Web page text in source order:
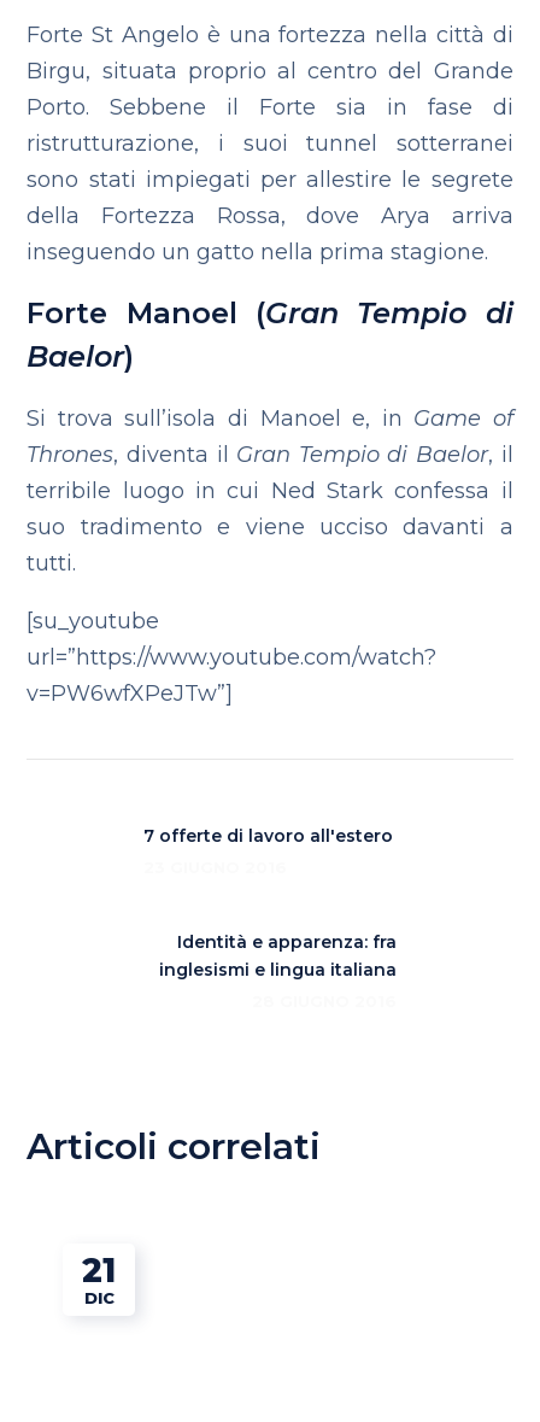
Forte St Angelo è una fortezza nella città di
Birgu, situata proprio al centro del Grande
Porto. Sebbene il Forte sia in fase di
ristrutturazione, i suoi tunnel sotterranei
sono stati impiegati per allestire le segrete
della Fortezza Rossa, dove Arya arriva
inseguendo un gatto nella prima stagione.
Forte Manoel (Gran Tempio di
Baelor)
Si trova sull’isola di Manoel e, in Game of
Thrones, diventa il Gran Tempio di Baelor, il
terribile luogo in cui Ned Stark confessa il
suo tradimento e viene ucciso davanti a
tutti.
[su_youtube
url=”https://www.youtube.com/watch?
v=PW6wfXPeJTw”]
7 offerte di lavoro all'estero
Identità e apparenza: fra
inglesismi e lingua italiana
Articoli correlati
21
DIC